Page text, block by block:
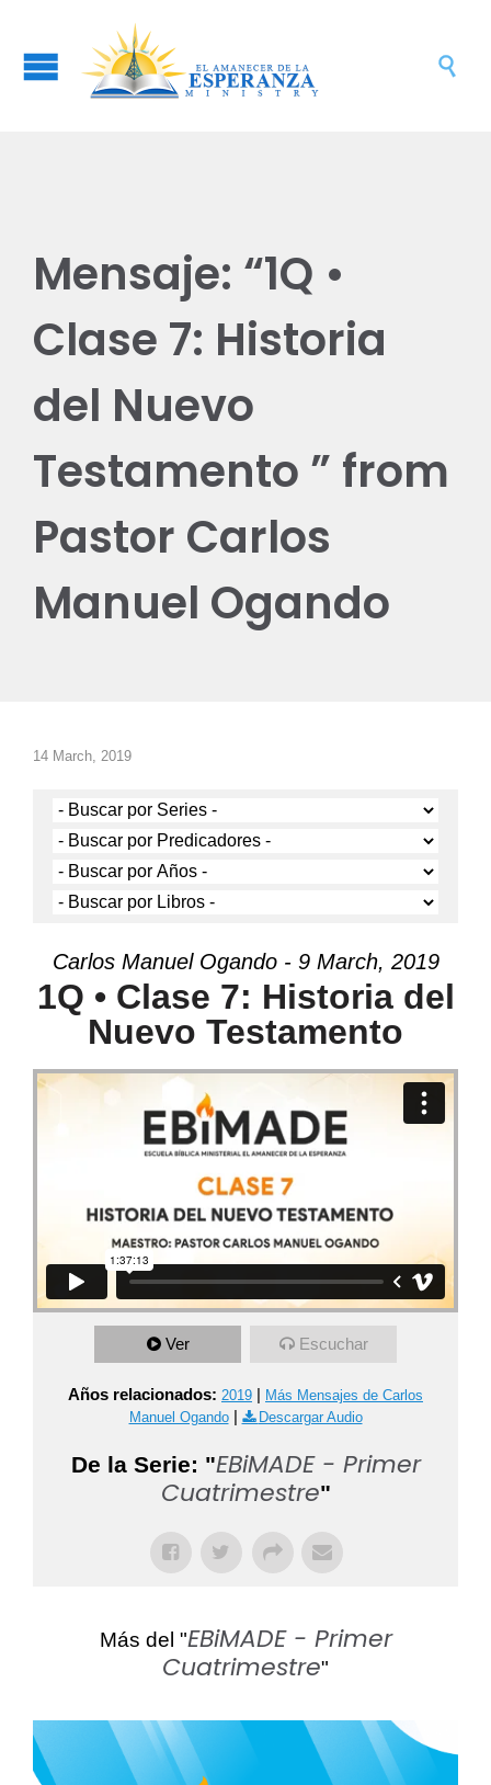

Mensaje: “1Q •
Clase 7: Historia
del Nuevo
Testamento ” from
Pastor Carlos
Manuel Ogando
14 March, 2019
Carlos Manuel Ogando - 9 March, 2019
1Q • Clase 7: Historia del
Nuevo Testamento
Ver Escuchar
Años relacionados: 2019 | Más Mensajes de Carlos
Manuel Ogando| Descargar Audio
De la Serie: "EBiMADE - Primer
Cuatrimestre"
Más del "EBiMADE - Primer
Cuatrimestre"